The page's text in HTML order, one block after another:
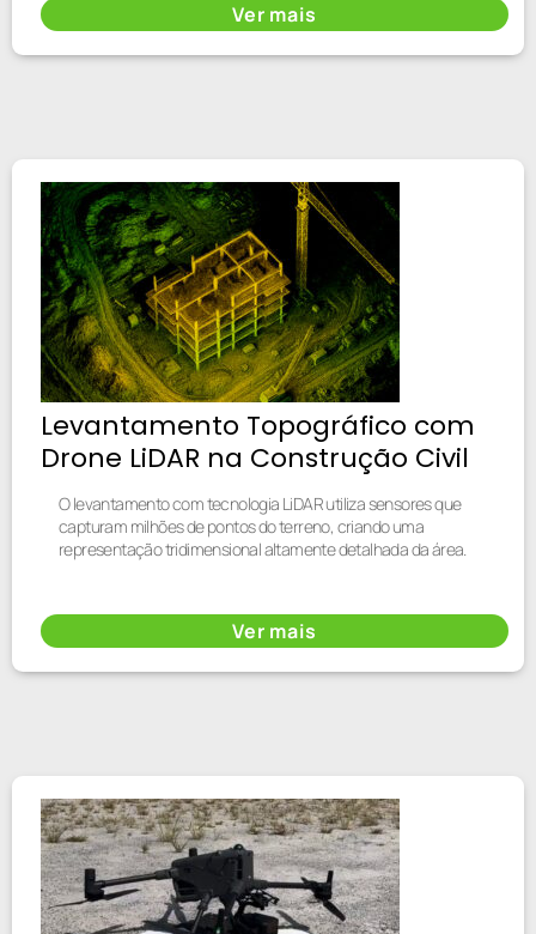
Ver mais
Levantamento Topográfico com
Drone LiDAR na Construção Civil
O levantamento com tecnologia LiDAR utiliza sensores que
capturam milhões de pontos do terreno, criando uma
representação tridimensional altamente detalhada da área.
Ver mais